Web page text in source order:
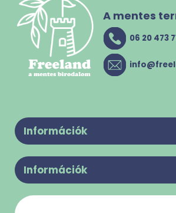
A mentes
06 20 473
Információk
Felhasználási feltételek
Adatkezelési Tájékoztató
Információk